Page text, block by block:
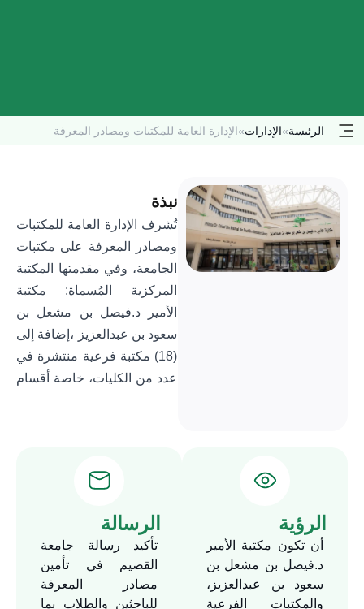
الرئيسة»الإدارات» الإدارة العامة للمكتبات ومصادر المعرفة
نبذة
تُشرف الإدارة العامة للمكتبات
ومصادر المعرفة على مكتبات
الجامعة، وفي مقدمتها المكتبة
المركزية المُسماة: مكتبة
الأمير د.فيصل بن مشعل بن
سعود بن عبدالعزيز ،إضافة إلى
(18) مكتبة فرعية منتشرة في
عدد من الكليات، خاصة أقسام
بديعة يشتمل على دورين؛
مستويات متدرجة تضمن
سلاسة الانتقال بين أجزاء
المكتبة وتعطي رؤية جمالية
مفتوحة مُريحة، ويحتوي هذا
الرؤية
أن تكون مكتبة الأمير
د.فيصل بن مشعل بن
سعود بن عبدالعزيز،
والمكتبات الفرعية
الرسالة
تأكيد رسالة جامعة
القصيم في تأمين
مصادر المعرفة
للباحثين والطلاب بما